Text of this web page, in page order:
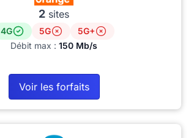
2 sites
4G 5G
5G+
Débit max : 150 Mb/s
Voir les forfaits